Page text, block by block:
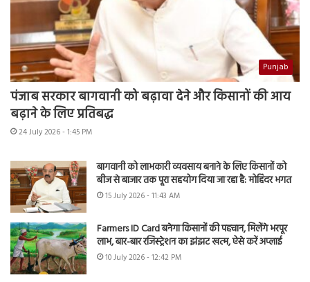
Punjab
पंजाब सरकार बागवानी को बढ़ावा देने और किसानों की आय
बढ़ाने के लिए प्रतिबद्ध
24 July 2026 - 1:45 PM
बागवानी को लाभकारी व्यवसाय बनाने के लिए किसानों को
बीज से बाजार तक पूरा सहयोग दिया जा रहा है: मोहिंदर भगत
15 July 2026 - 11:43 AM
Farmers ID Card बनेगा किसानों की पहचान, मिलेंगे भरपूर
लाभ, बार-बार रजिस्ट्रेशन का झंझट खत्म, ऐसे करें अप्लाई
10 July 2026 - 12:42 PM